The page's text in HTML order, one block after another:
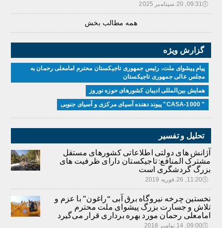
🕔09:31, 20.سپتامبر 2025
همه مطالب بخش
گزارش ویژه
پیام پیشوای ملت، رئیس جمهوری تاجیکستان محترم امامعلی رحمان به
مجلس عالی جمهوری تاجیکستان
همایش بین‌المللی ادیبان کشور‌های حوزه نوروز
" CASA-1000" پیوند دهنده آسیای مرکزی و آسیای جنوبی
تحلیل و تفسیر
آژانش های دولتی اطلاعاتی کشورهای مستقل
مشترک المنافع: تاجیکستان دارای ظرفیت های
بزرگ گردشگری است
🕔11:20, 26.فوریه 2019
نخستین چرخه نیروگاه برق آبی “راغون” با عزم و
تلاش و جسارت بزرگ پیشوای ملت محترم
امامعلی رحمان مورد بهره برداری قرار می‌گیرد
🕔09:00, 14.نوامبر 2018